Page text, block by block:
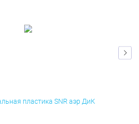
пластика SNR аэр ДиК